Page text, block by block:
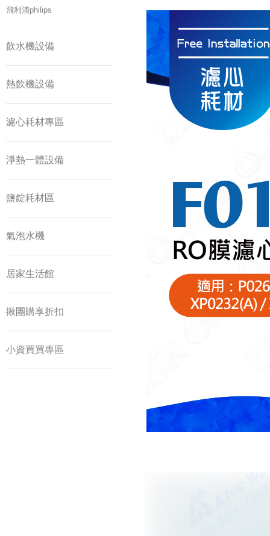
飛利浦philips
飲水機設備
熱飲機設備
濾心耗材專區
淨熱一體設備
鹽錠耗材區
氣泡水機
居家生活館
揪團購享折扣
小資買買專區